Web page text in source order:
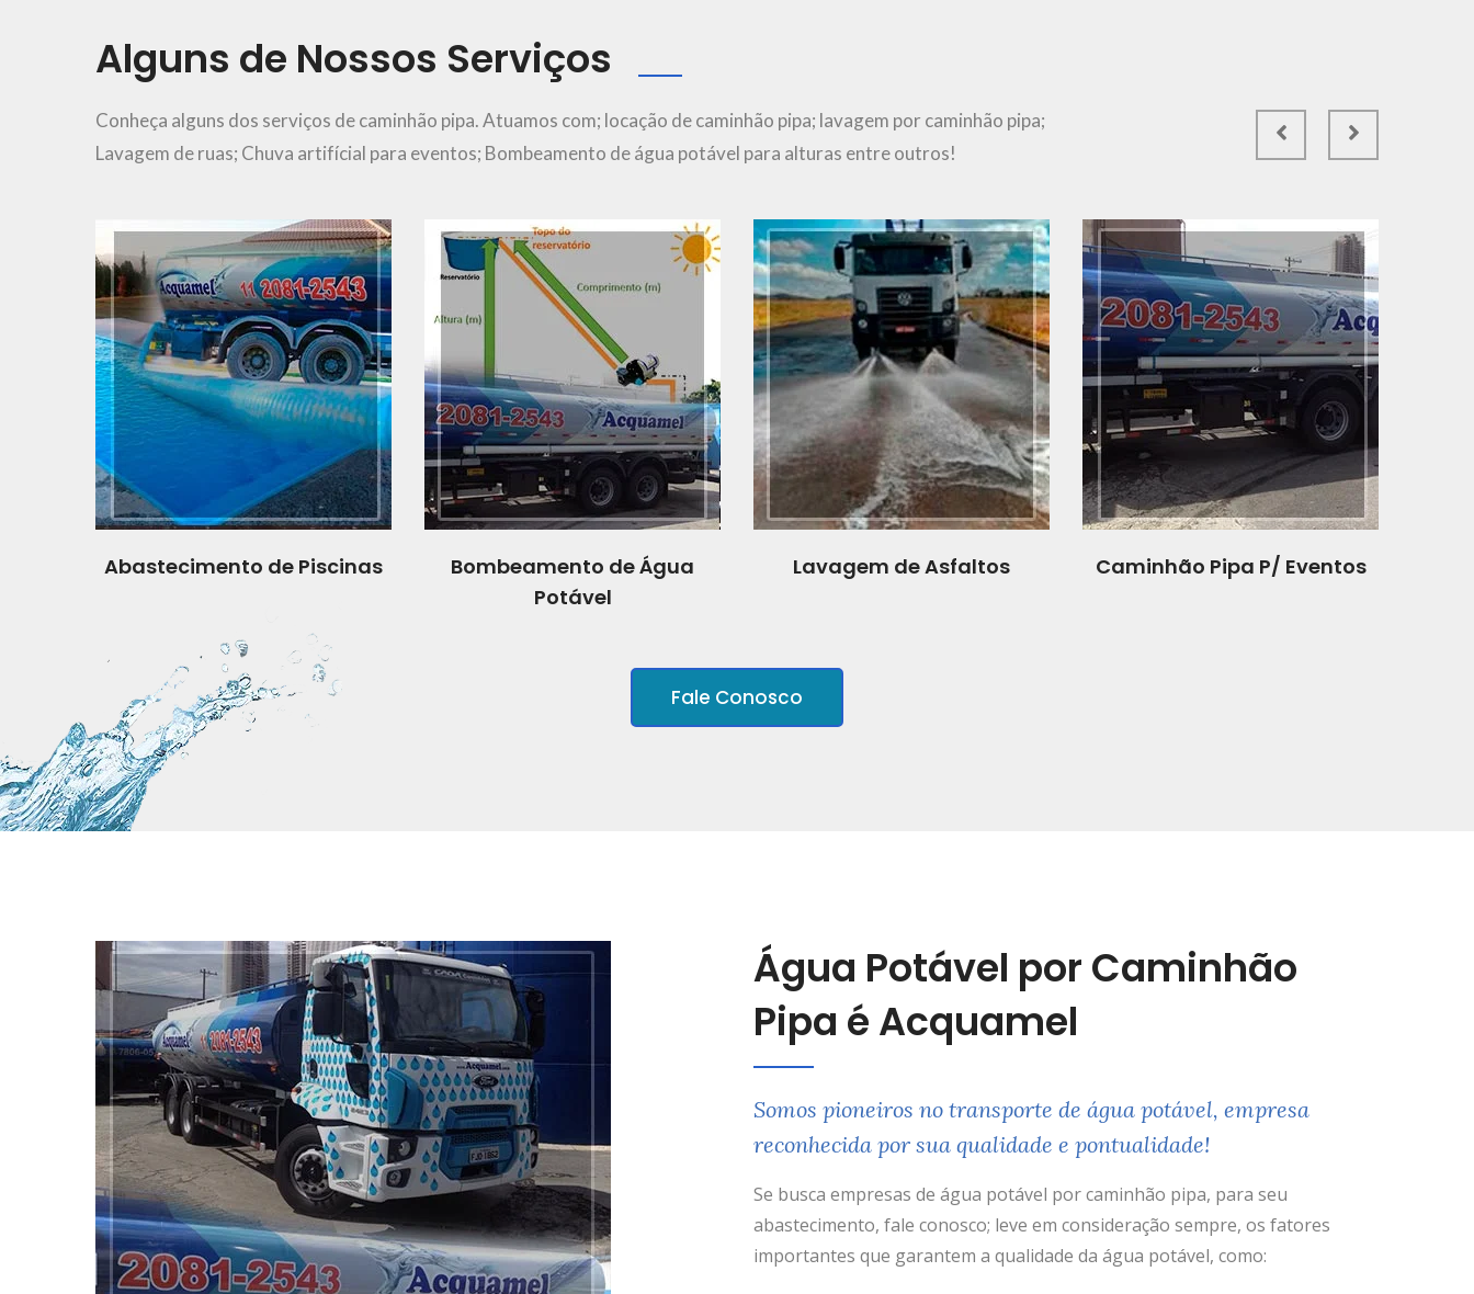
11 2081-2543
Alguns de Nossos Serviços
Conheça alguns dos serviços de caminhão pipa. Atuamos com; locação de caminhão pipa; lavagem por caminhão pipa;
Lavagem de ruas; Chuva artifícial para eventos; Bombeamento de água potável para alturas entre outros!
Ver Mais..
Abastecimento de Piscinas
Ver Mais..
Bombeamento de Água
Potável
Lavagem de Asfaltos Caminhão Pipa P/ Eventos
Fale Conosco
Água Potável por Caminhão
Pipa é Acquamel
Somos pioneiros no transporte de água potável, empresa
reconhecida por sua qualidade e pontualidade!
Se busca empresas de água potável por caminhão pipa, para seu
abastecimento, fale conosco; leve em consideração sempre, os fatores
importantes que garantem a qualidade da água potável, como: